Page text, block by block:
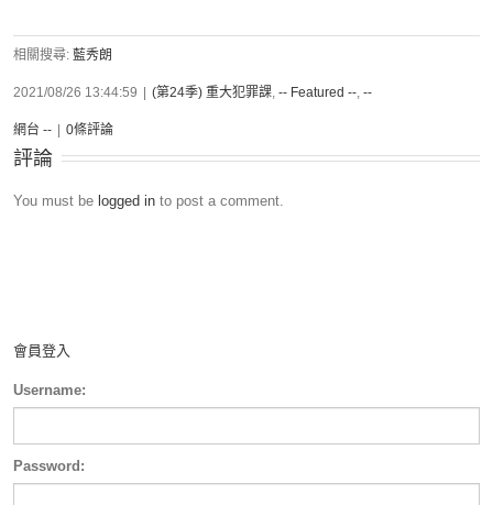
相關搜尋: 藍秀朗
2021/08/26 13:44:59 (第24季) 重大犯罪課, -- Featured --, --
網台 -- 0條評論
評論
You must be logged in to post a comment.
會員登入
Username:
Password: